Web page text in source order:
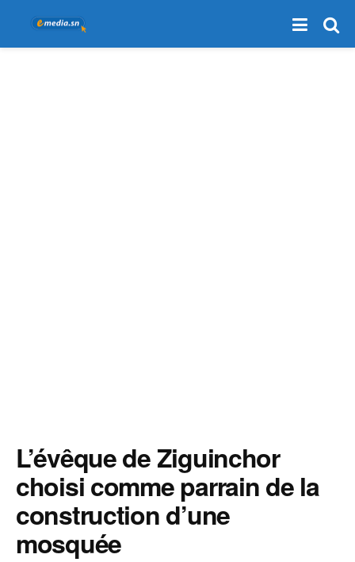
L’évêque de Ziguinchor
choisi comme parrain de la
construction d’une
mosquée